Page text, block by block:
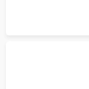
крестовины